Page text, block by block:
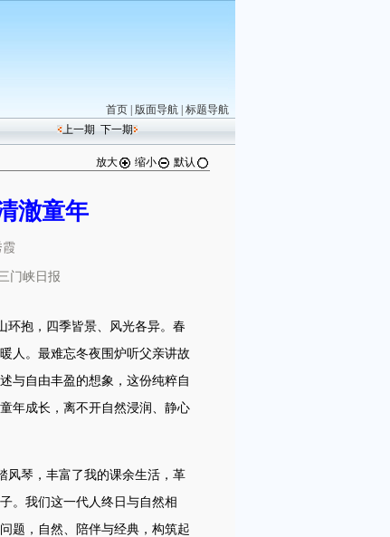
首页 版面导航 标题导航
上一期 下一期
放大 缩小 默认
澈童年
门峡日报
抱，四季皆景、风光各异。春
人。最难忘冬夜围炉听父亲讲故
与自由丰盈的想象，这份纯粹自
年成长，离不开自然浸润、静心
琴，丰富了我的课余生活，革
。我们这一代人终日与自然相
题，自然、陪伴与经典，构筑起